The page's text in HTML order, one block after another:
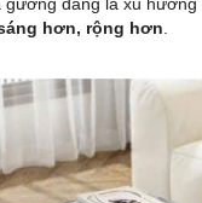
hơn, rộng hơn